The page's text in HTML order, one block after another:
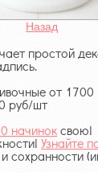
Назад
простой
от 1700
руб/шт
начиноксвою!
Узнайте
сохранности